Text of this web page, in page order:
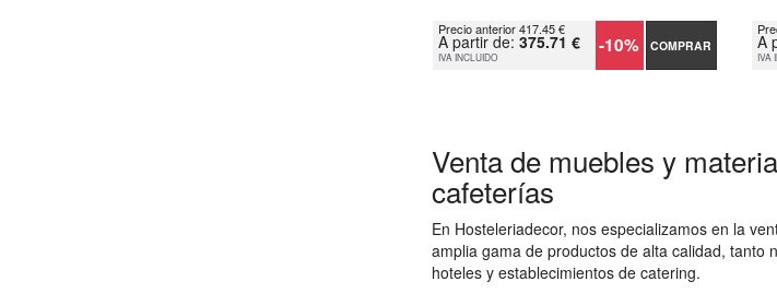
Precio anterior 417.45 €
A partir de: 375.71 €
IVA INCLUIDO -10% COMPRAR A
IVA
Venta de muebles y
cafeterías
En Hosteleriadecor, nos especializamos en la
amplia gama de productos de alta calidad, tanto
hoteles y establecimientos de catering.